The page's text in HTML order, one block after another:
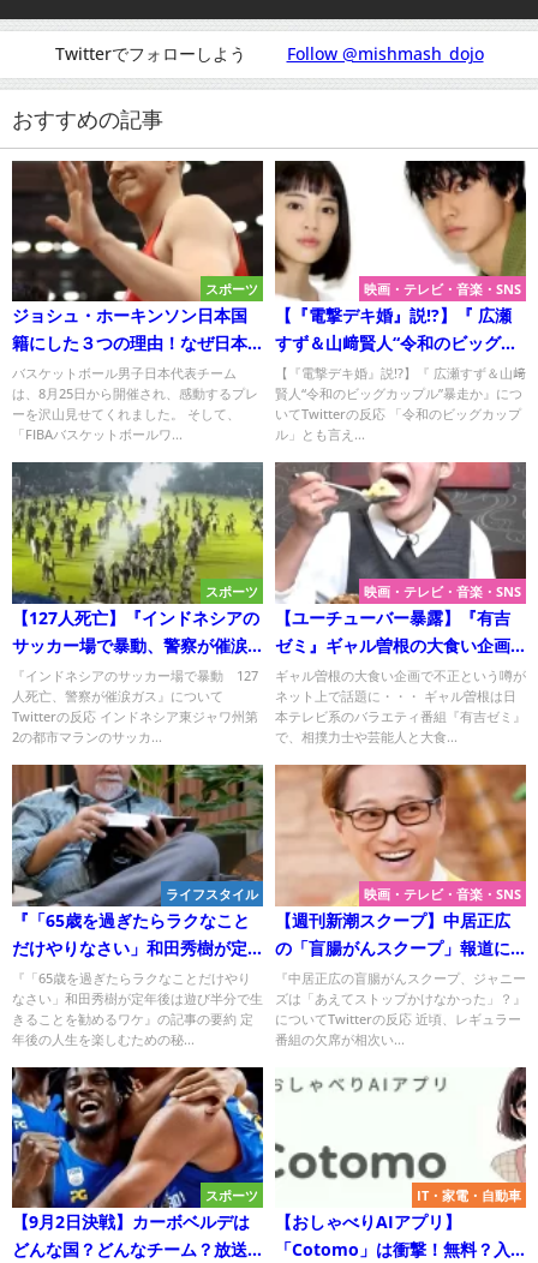
Twitterでフォローしよう Follow @mishmash_dojo
おすすめの記事
スポーツ
ジョシュ・ホーキンソン日本国
籍にした３つの理由！なぜ日本
代表に?
バスケットボール男子日本代表チーム
は、8月25日から開催され、感動するプレ
ーを沢山見せてくれました。 そして、
「FIBAバスケットボールワ...
映画・テレビ・音楽・SNS
【『電撃デキ婚』説!?】『 広瀬
すず＆山﨑賢人“令和のビッグカ
ップル”暴走か』について
Twitterの反応
【『電撃デキ婚』説!?】『 広瀬すず＆山﨑
賢人“令和のビッグカップル”暴走か』につ
いてTwitterの反応 「令和のビッグカップ
ル」とも言え...
スポーツ
【127人死亡】『インドネシアの
サッカー場で暴動、警察が催涙
ガス』について
『インドネシアのサッカー場で暴動 127
人死亡、警察が催涙ガス』について
Twitterの反応 インドネシア東ジャワ州第
2の都市マランのサッカ...
映画・テレビ・音楽・SNS
【ユーチューバー暴露】『有吉
ゼミ』ギャル曽根の大食い企画
で不正？
ギャル曽根の大食い企画で不正という噂が
ネット上で話題に・・・ ギャル曽根は日
本テレビ系のバラエティ番組『有吉ゼミ』
で、相撲力士や芸能人と大食...
ライフスタイル
『「65歳を過ぎたらラクなこと
だけやりなさい」和田秀樹が定
年後は遊び半分で生きることを
勧めるワケ』についてTwitterの
反応
『「65歳を過ぎたらラクなことだけやり
なさい」和田秀樹が定年後は遊び半分で生
きることを勧めるワケ』の記事の要約 定
年後の人生を楽しむための秘...
映画・テレビ・音楽・SNS
【週刊新潮スクープ】中居正広
の「盲腸がんスクープ」報道に
ついての驚きと状況！
『中居正広の盲腸がんスクープ、ジャニー
ズは「あえてストップかけなかった」？』
についてTwitterの反応 近頃、レギュラー
番組の欠席が相次い...
スポーツ
【9月2日決戦】カーボベルデは
どんな国？どんなチーム？放送
IT・家電・自動車
【おしゃべりAIアプリ】
「Cotomo」は衝撃！無料？入